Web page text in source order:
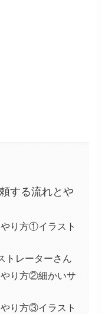
する流れとや
り方①イラスト
トレーターさん
り方②細かいサ
り方③イラスト